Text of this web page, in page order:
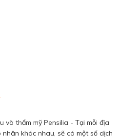
và thẩm mỹ Pensilia - Tại mỗi địa
khác nhau, sẽ có một số dịch